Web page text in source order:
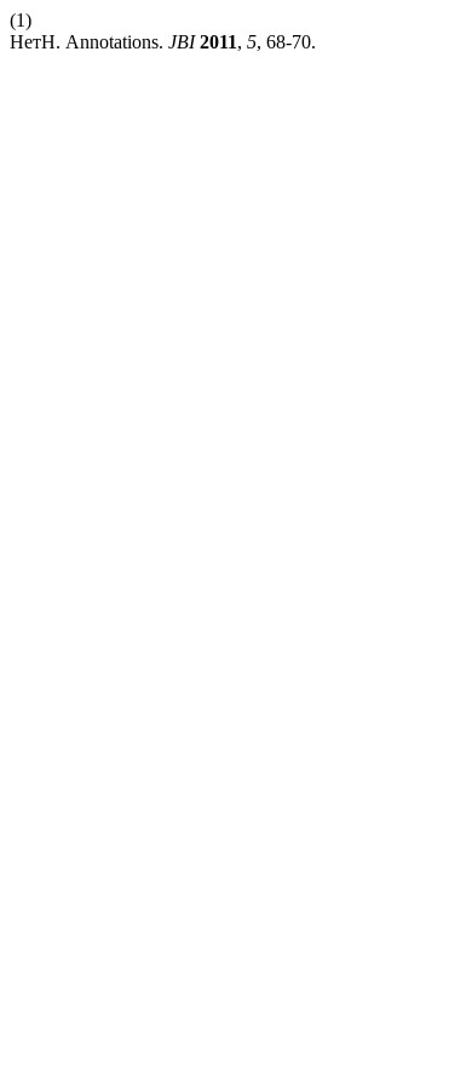
(1)
НетН. Annotations. JBI 2011, 5, 68-70.